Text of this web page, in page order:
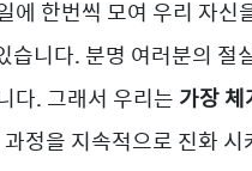
에 한번씩 모여 우리 자신
습니다. 분명 여러분의 절
다. 그래서 우리는 가장 체
정을 지속적으로 진화